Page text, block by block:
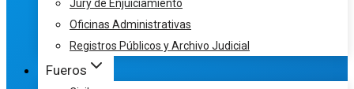
Jury de Enjuiciamiento
Oficinas Administrativas
Registros Públicos y Archivo Judicial
Fueros